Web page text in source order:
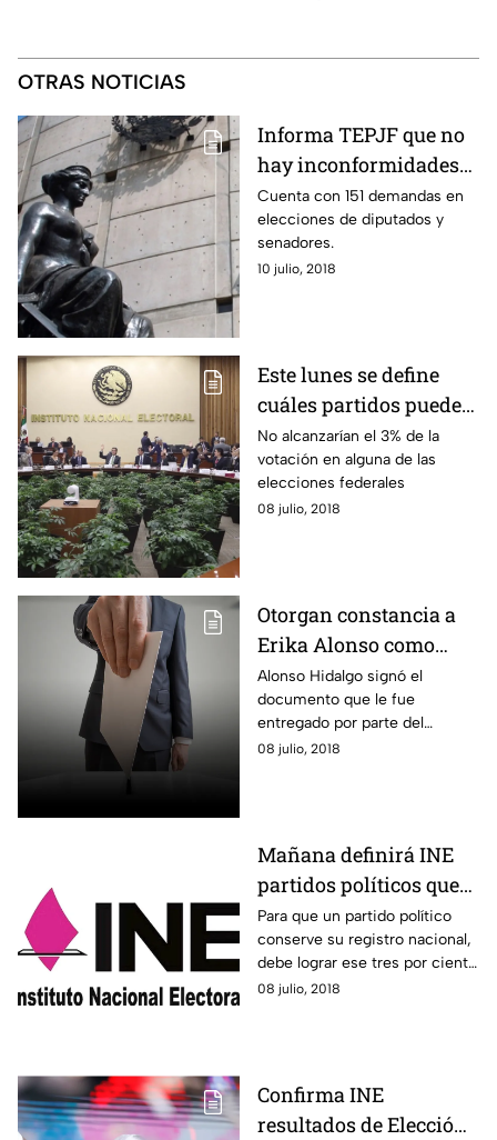
OTRAS NOTICIAS
Informa TEPJF que no
hay inconformidades
sobre elección
presidencial
Cuenta con 151 demandas en
elecciones de diputados y
senadores.
10 julio, 2018
Este lunes se define
cuáles partidos pueden
perder su registro
No alcanzarían el 3% de la
votación en alguna de las
elecciones federales
08 julio, 2018
Otorgan constancia a
Erika Alonso como
gobernadora electa de
Puebla
Alonso Hidalgo signó el
documento que le fue
entregado por parte del
consejero presidente del IEE.
08 julio, 2018
Mañana definirá INE
partidos políticos que
podrían perder registro
Para que un partido político
conserve su registro nacional,
debe lograr ese tres por ciento
en cualquiera de las
08 julio, 2018
Confirma INE
resultados de Elección